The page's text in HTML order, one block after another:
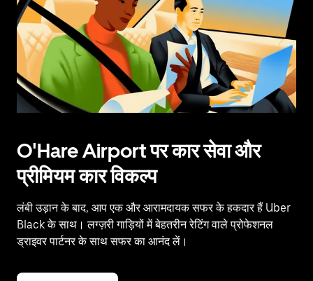
O'Hare Airport पर कार सेवा और
प्रीमियम कार विकल्प
लंबी उड़ान के बाद, आप एक और आरामदायक सफर के हकदार हैं Uber
Black के साथ। लग्ज़री गाड़ियों में बेहतरीन रेटिंग वाले प्रोफेशनल
ड्राइवर पार्टनर के साथ सफर का आनंद लें।